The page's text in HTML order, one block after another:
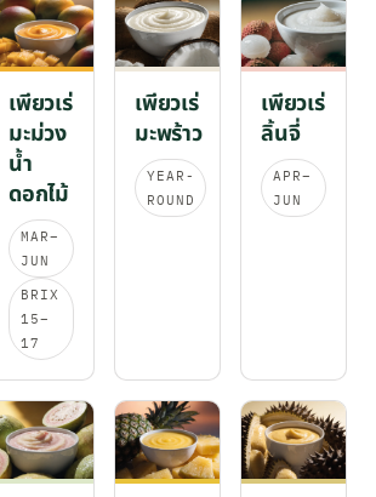
เพียวเร่
มะม่วง
น้ำ
ดอกไม้
MAR–
JUN
BRIX
15–
17
เพียวเร่
มะพร้าว
YEAR-
ROUND
เพียวเร่
ลิ้นจี่
APR–
JUN